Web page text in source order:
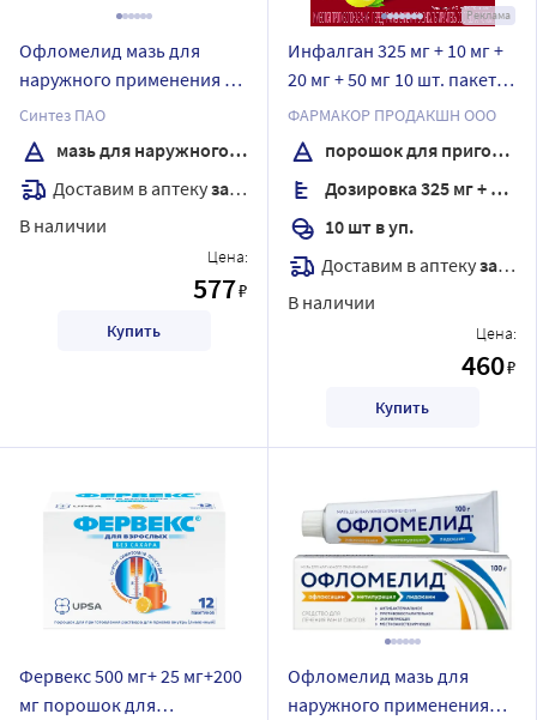
Офломелид мазь для
наружного применения 50
гр
Синтез ПАО
мазь для наружного применения
Доставим в аптекузавтра
В наличии
Цена:
577₽
Купить
Реклама
Инфалган 325 мг + 10 мг +
20 мг + 50 мг 10 шт. пакет
порошок для
приготовления раствора
для приема внутрь 5 гр
аромат лимон
ФАРМАКОР ПРОДАКШН ООО
порошок для приготовления раствора
Дозировка 325 мг + 10 мг + 20 мг + 50 мг
10 шт в уп.
Доставим в аптекузавтра
В наличии
Цена:
460₽
Купить
Фервекс 500 мг+ 25 мг+200
мг порошок для
Офломелид мазь для
наружного применения